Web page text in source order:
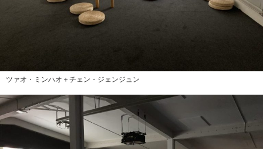
ツァオ・ミンハオ＋チェン・ジェンジュン